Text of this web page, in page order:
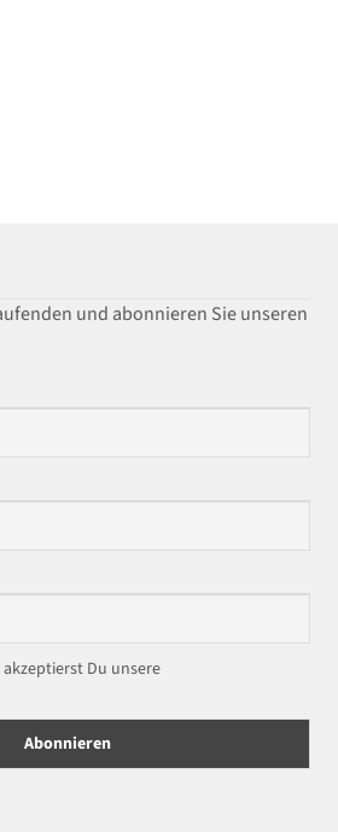
und abonnieren Sie unseren
Du unsere